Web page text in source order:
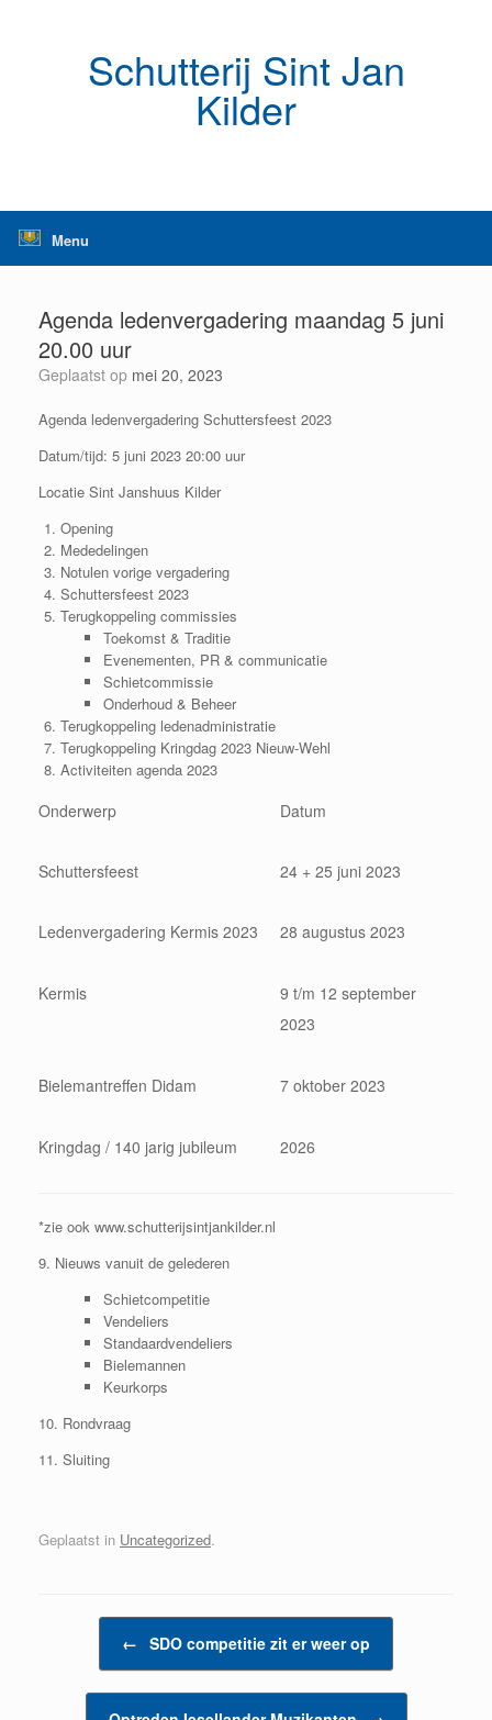
Schutterij Sint Jan
Kilder
Menu
Agenda ledenvergadering maandag 5 juni
20.00 uur
Geplaatst op mei 20, 2023
Agenda ledenvergadering Schuttersfeest 2023
Datum/tijd: 5 juni 2023 20:00 uur
Locatie Sint Janshuus Kilder
Opening
Mededelingen
Notulen vorige vergadering
Schuttersfeest 2023
Terugkoppeling commissies
Toekomst & Traditie
Evenementen, PR & communicatie
Schietcommissie
Onderhoud & Beheer
Terugkoppeling ledenadministratie
Terugkoppeling Kringdag 2023 Nieuw-Wehl
Activiteiten agenda 2023
Onderwerp Datum
Schuttersfeest 24 + 25 juni 2023
Ledenvergadering Kermis 2023 28 augustus 2023
Kermis
9 t/m 12 september
2023
Bielemantreffen Didam 7 oktober 2023
Kringdag / 140 jarig jubileum 2026
*zie ook www.schutterijsintjankilder.nl
9. Nieuws vanuit de gelederen
Schietcompetitie
Vendeliers
Standaardvendeliers
Bielemannen
Keurkorps
10. Rondvraag
11. Sluiting
Geplaatst in Uncategorized.
← SDO competitie zit er weer op